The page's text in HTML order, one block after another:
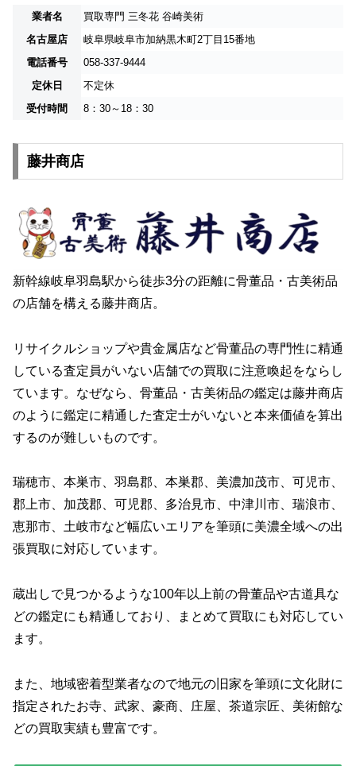
業者名
買取専門 三冬花 谷崎美術
名古屋店
岐阜県岐阜市加納黒木町2丁目15番地
電話番号
058-337-9444
定休日
不定休
受付時間
8：30～18：30
藤井商店
新幹線岐阜羽島駅から徒歩3分の距離に骨董品・古美術品
の店舗を構える藤井商店。
リサイクルショップや貴金属店など骨董品の専門性に精通
している査定員がいない店舗での買取に注意喚起をならし
ています。なぜなら、骨董品・古美術品の鑑定は藤井商店
のように鑑定に精通した査定士がいないと本来価値を算出
するのが難しいものです。
瑞穂市、本巣市、羽島郡、本巣郡、美濃加茂市、可児市、
郡上市、加茂郡、可児郡、多治見市、中津川市、瑞浪市、
恵那市、土岐市など幅広いエリアを筆頭に美濃全域への出
張買取に対応しています。
蔵出しで見つかるような100年以上前の骨董品や古道具な
どの鑑定にも精通しており、まとめて買取にも対応してい
ます。
また、地域密着型業者なので地元の旧家を筆頭に文化財に
指定されたお寺、武家、豪商、庄屋、茶道宗匠、美術館な
どの買取実績も豊富です。